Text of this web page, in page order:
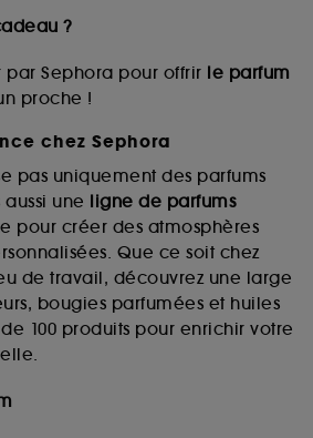
?
par Sephora pour offrir le parfum
proche !
chez Sephora
pas uniquement des parfums
une ligne de parfums
pour créer des atmosphères
Que ce soit chez
de travail, découvrez une large
bougies parfumées et huiles
100 produits pour enrichir votre